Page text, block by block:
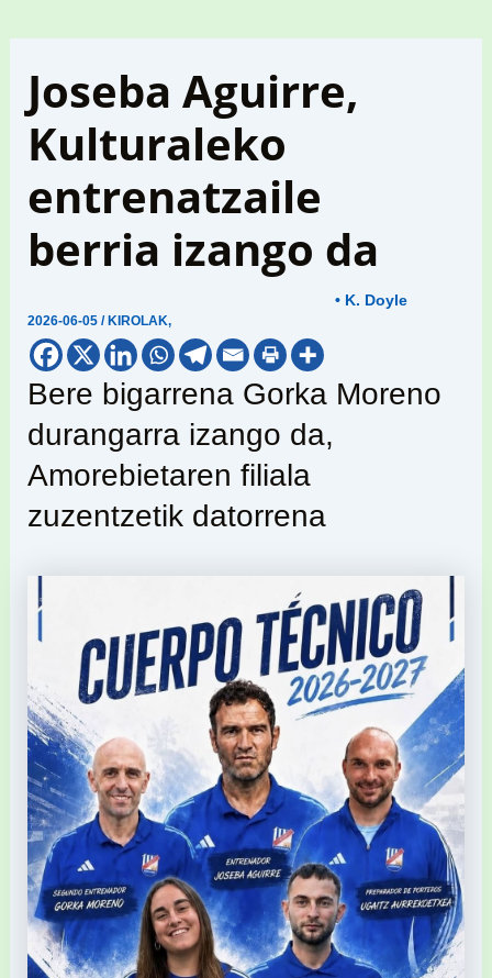
Joseba Aguirre,
Kulturaleko
entrenatzaile
berria izango da
2026-06-05/ KIROLAK,
• K. Doyle
Bere bigarrena Gorka Moreno
durangarra izango da,
Amorebietaren filiala
zuzentzetik datorrena